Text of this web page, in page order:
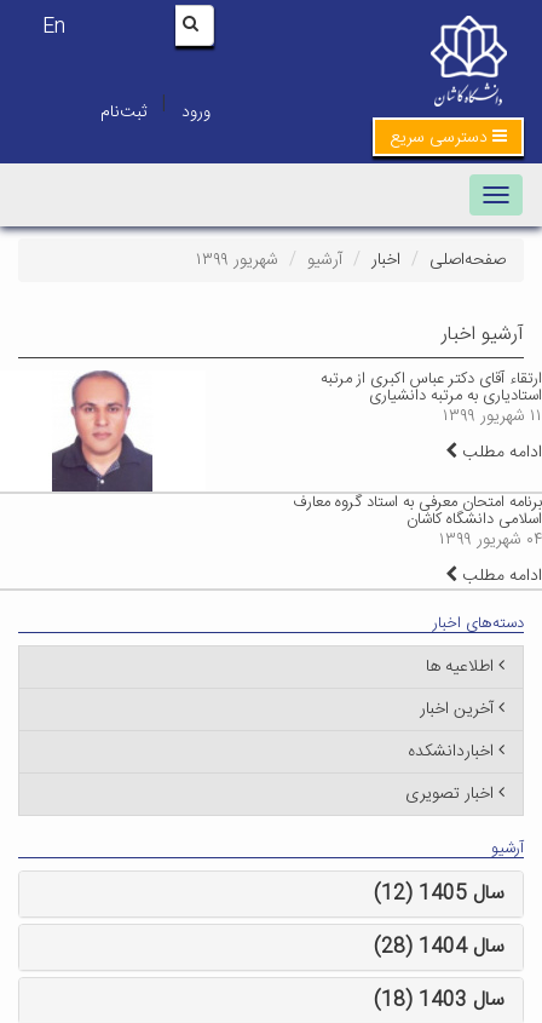
En
ورود | ثبت‌نام
دسترسی سریع
Toggle navigation
صفحه‌اصلی اخبار آرشیو شهریور ۱۳۹۹
آرشیو اخبار
ارتقاء آقای دکتر عباس اکبری از مرتبه
استادیاری به مرتبه دانشیاری
۱۱ شهریور ۱۳۹۹
ادامه مطلب
برنامه امتحان معرفی به استاد گروه معارف
اسلامی دانشگاه کاشان
۰۴ شهریور ۱۳۹۹
ادامه مطلب
دسته‌های اخبار
اطلاعیه ها
آخرین اخبار
اخباردانشکده
اخبار تصویری
آرشیو
سال 1405 (12)
سال 1404 (28)
سال 1403 (18)